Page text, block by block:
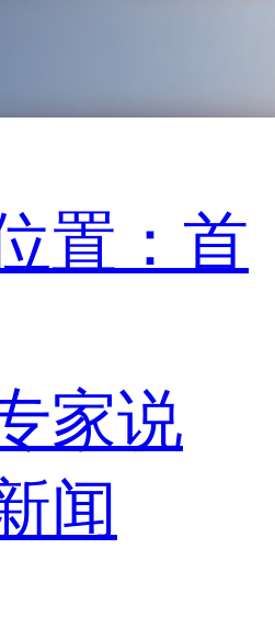
置：首
家说
闻